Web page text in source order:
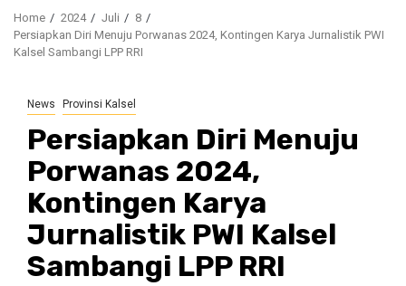
Home 2024 Juli
8
Persiapkan Diri Menuju Porwanas 2024, Kontingen Karya Jurnalistik PWI
Kalsel Sambangi LPP RRI
News Provinsi Kalsel
Persiapkan Diri Menuju
Porwanas 2024,
Kontingen Karya
Jurnalistik PWI Kalsel
Sambangi LPP RRI